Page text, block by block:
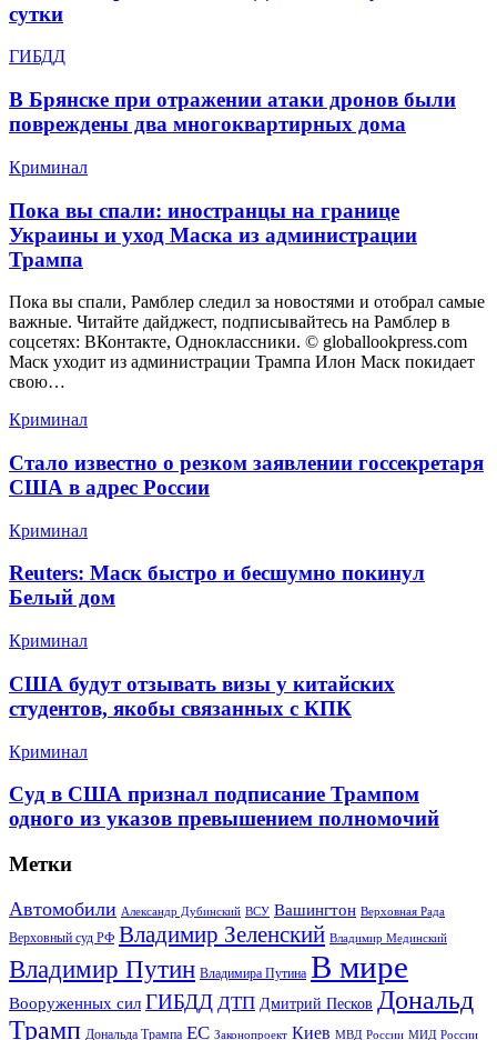
сутки
ГИБДД
В Брянске при отражении атаки дронов были
повреждены два многоквартирных дома
Криминал
Пока вы спали: иностранцы на границе
Украины и уход Маска из администрации
Трампа
Пока вы спали, Рамблер следил за новостями и отобрал самые
важные. Читайте дайджест, подписывайтесь на Рамблер в
соцсетях: ВКонтакте, Одноклассники. © globallookpress.com
Маск уходит из администрации Трампа Илон Маск покидает
свою…
Криминал
Стало известно о резком заявлении госсекретаря
США в адрес России
Криминал
Reuters: Маск быстро и бесшумно покинул
Белый дом
Криминал
США будут отзывать визы у китайских
студентов, якобы связанных с КПК
Криминал
Суд в США признал подписание Трампом
одного из указов превышением полномочий
Метки
Автомобили Александр Дубинский ВСУ Вашингтон Верховная Рада
Верховный суд РФ Владимир Зеленский Владимир Мединский
Владимир Путин Владимира Путина В мире
Вооруженных сил ГИБДД ДТП Дмитрий Песков Дональд
Трамп Дональда Трампа ЕС Законопроект Киев МВД России МИД России